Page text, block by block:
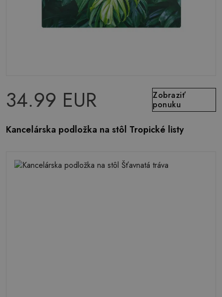
34.99 EUR
Zobraziť
ponuku
Kancelárska podložka na stôl Tropické listy